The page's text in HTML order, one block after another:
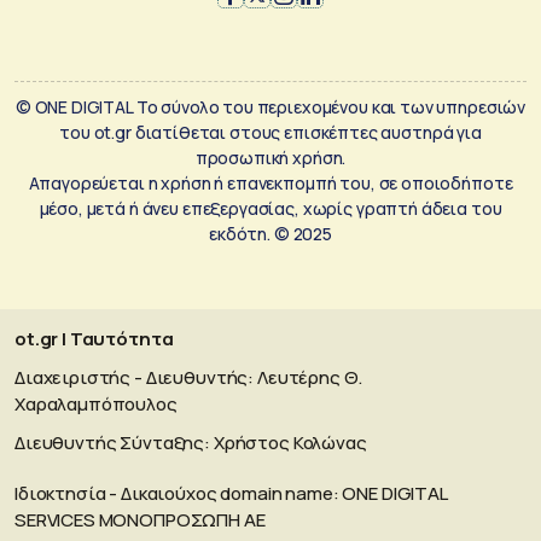
© ONE DIGITAL Το σύνολο του περιεχομένου και των υπηρεσιών
του ot.gr διατίθεται στους επισκέπτες αυστηρά για
προσωπική χρήση.
Απαγορεύεται η χρήση ή επανεκπομπή του, σε οποιοδήποτε
μέσο, μετά ή άνευ επεξεργασίας, χωρίς γραπτή άδεια του
εκδότη. © 2025
ot.gr | Ταυτότητα
Διαχειριστής - Διευθυντής: Λευτέρης Θ.
Χαραλαμπόπουλος
Διευθυντής Σύνταξης: Χρήστος Κολώνας
Ιδιοκτησία - Δικαιούχος domain name: ΟΝΕ DIGITAL
SERVICES MONOΠΡΟΣΩΠΗ ΑΕ